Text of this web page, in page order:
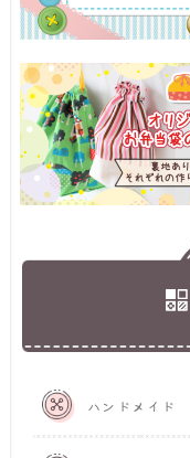
ハンドメイド